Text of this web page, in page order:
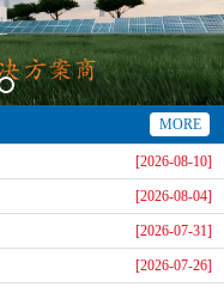
MORE
[2026-08-10]
[2026-08-04]
[2026-07-31]
[2026-07-26]